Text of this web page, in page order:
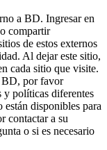
a BD. Ingresar en
compartir
de estos externos
Al dejar este sitio,
cada sitio que visite.
BD, por favor
y políticas diferentes
disponibles para
contactar a su
o si es necesario